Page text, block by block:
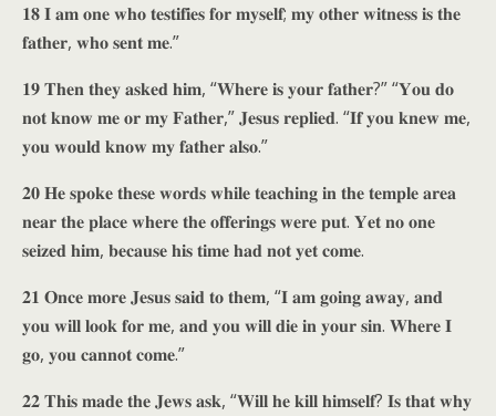
𝟏𝟖 𝐈 𝐚𝐦 𝐨𝐧𝐞 𝐰𝐡𝐨 𝐭𝐞𝐬𝐭𝐢𝐟𝐢𝐞𝐬 𝐟𝐨𝐫 𝐦𝐲𝐬𝐞𝐥𝐟; 𝐦𝐲 𝐨𝐭𝐡𝐞𝐫 𝐰𝐢𝐭𝐧𝐞𝐬𝐬 𝐢𝐬 𝐭𝐡𝐞
𝐟𝐚𝐭𝐡𝐞𝐫, 𝐰𝐡𝐨 𝐬𝐞𝐧𝐭 𝐦𝐞.”
𝟏𝟗 𝐓𝐡𝐞𝐧 𝐭𝐡𝐞𝐲 𝐚𝐬𝐤𝐞𝐝 𝐡𝐢𝐦, “𝐖𝐡𝐞𝐫𝐞 𝐢𝐬 𝐲𝐨𝐮𝐫 𝐟𝐚𝐭𝐡𝐞𝐫?” “𝐘𝐨𝐮 𝐝𝐨
𝐧𝐨𝐭 𝐤𝐧𝐨𝐰 𝐦𝐞 𝐨𝐫 𝐦𝐲 𝐅𝐚𝐭𝐡𝐞𝐫,” 𝐉𝐞𝐬𝐮𝐬 𝐫𝐞𝐩𝐥𝐢𝐞𝐝. “𝐈𝐟 𝐲𝐨𝐮 𝐤𝐧𝐞𝐰 𝐦𝐞,
𝐲𝐨𝐮 𝐰𝐨𝐮𝐥𝐝 𝐤𝐧𝐨𝐰 𝐦𝐲 𝐟𝐚𝐭𝐡𝐞𝐫 𝐚𝐥𝐬𝐨.”
𝟐𝟎 𝐇𝐞 𝐬𝐩𝐨𝐤𝐞 𝐭𝐡𝐞𝐬𝐞 𝐰𝐨𝐫𝐝𝐬 𝐰𝐡𝐢𝐥𝐞 𝐭𝐞𝐚𝐜𝐡𝐢𝐧𝐠 𝐢𝐧 𝐭𝐡𝐞 𝐭𝐞𝐦𝐩𝐥𝐞 𝐚𝐫𝐞𝐚
𝐧𝐞𝐚𝐫 𝐭𝐡𝐞 𝐩𝐥𝐚𝐜𝐞 𝐰𝐡𝐞𝐫𝐞 𝐭𝐡𝐞 𝐨𝐟𝐟𝐞𝐫𝐢𝐧𝐠𝐬 𝐰𝐞𝐫𝐞 𝐩𝐮𝐭. 𝐘𝐞𝐭 𝐧𝐨 𝐨𝐧𝐞
𝐬𝐞𝐢𝐳𝐞𝐝 𝐡𝐢𝐦, 𝐛𝐞𝐜𝐚𝐮𝐬𝐞 𝐡𝐢𝐬 𝐭𝐢𝐦𝐞 𝐡𝐚𝐝 𝐧𝐨𝐭 𝐲𝐞𝐭 𝐜𝐨𝐦𝐞.
𝟐𝟏 𝐎𝐧𝐜𝐞 𝐦𝐨𝐫𝐞 𝐉𝐞𝐬𝐮𝐬 𝐬𝐚𝐢𝐝 𝐭𝐨 𝐭𝐡𝐞𝐦, “𝐈 𝐚𝐦 𝐠𝐨𝐢𝐧𝐠 𝐚𝐰𝐚𝐲, 𝐚𝐧𝐝
𝐲𝐨𝐮 𝐰𝐢𝐥𝐥 𝐥𝐨𝐨𝐤 𝐟𝐨𝐫 𝐦𝐞, 𝐚𝐧𝐝 𝐲𝐨𝐮 𝐰𝐢𝐥𝐥 𝐝𝐢𝐞 𝐢𝐧 𝐲𝐨𝐮𝐫 𝐬𝐢𝐧. 𝐖𝐡𝐞𝐫𝐞 𝐈
𝐠𝐨, 𝐲𝐨𝐮 𝐜𝐚𝐧𝐧𝐨𝐭 𝐜𝐨𝐦𝐞.”
𝟐𝟐 𝐓𝐡𝐢𝐬 𝐦𝐚𝐝𝐞 𝐭𝐡𝐞 𝐉𝐞𝐰𝐬 𝐚𝐬𝐤, “𝐖𝐢𝐥𝐥 𝐡𝐞 𝐤𝐢𝐥𝐥 𝐡𝐢𝐦𝐬𝐞𝐥𝐟? 𝐈𝐬 𝐭𝐡𝐚𝐭 𝐰𝐡𝐲